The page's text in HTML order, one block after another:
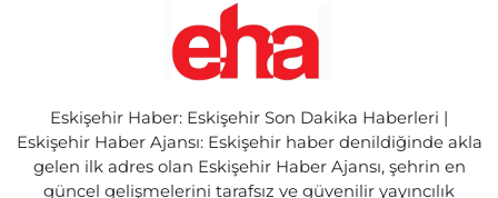
Eskişehir Haber: Eskişehir Son Dakika Haberleri |
Eskişehir Haber Ajansı: Eskişehir haber denildiğinde akla
gelen ilk adres olan Eskişehir Haber Ajansı, şehrin en
güncel gelişmelerini tarafsız ve güvenilir yayıncılık